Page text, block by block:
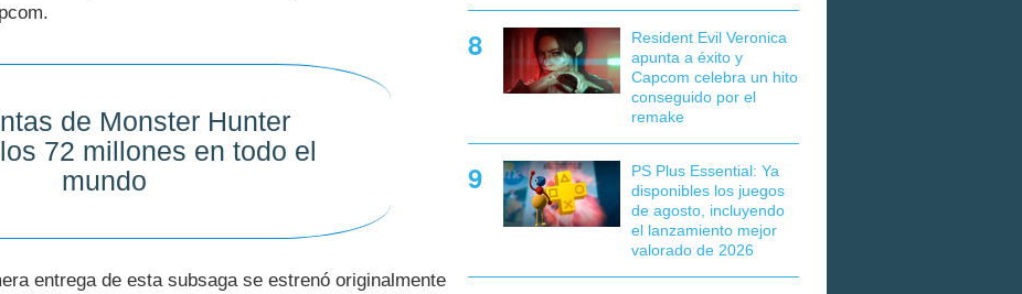
de Monster Hunter
72 millones en todo el
mundo
entrega de esta subsaga se estrenó originalmente
Resident Evil Veronica
apunta a éxito y
Capcom celebra un hito
conseguido por el
remake
PS Plus Essential: Ya
disponibles los juegos
de agosto, incluyendo
el lanzamiento mejor
valorado de 2026